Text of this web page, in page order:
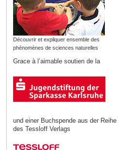
Découvrir et expliquer ensemble des
phénomènes de sciences naturelles
Grace à l’aimable soutien de la
und einer Buchspende aus der Reihe
des Tessloff Verlags